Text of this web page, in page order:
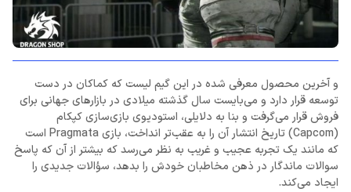
و آخرین محصول معرفی شده در این گیم لیست که کماکان در دست
توسعه قرار دارد و می‌بایست سال گذشته میلادی در بازارهای جهانی برای
فروش قرار می‌گرفت و بنا به دلایلی، استودیوی بازی‌سازی کپکام
(Capcom) تاریخ انتشار آن را به عقب‌تر انداخت، بازی Pragmata است
که مانند یک تجربه عجیب و غریب به نظر می‌رسد که بیشتر از آن که پاسخ
سوالات ماندگار در ذهن مخاطبان خودش را بدهد، سؤالات جدیدی را
ایجاد می‌کند.